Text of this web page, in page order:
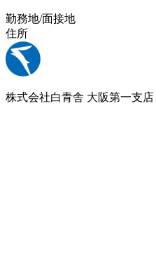
勤務地/面接地
住所
株式会社白青舎 大阪第一支店